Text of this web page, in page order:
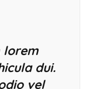
lorem
dui.
vel